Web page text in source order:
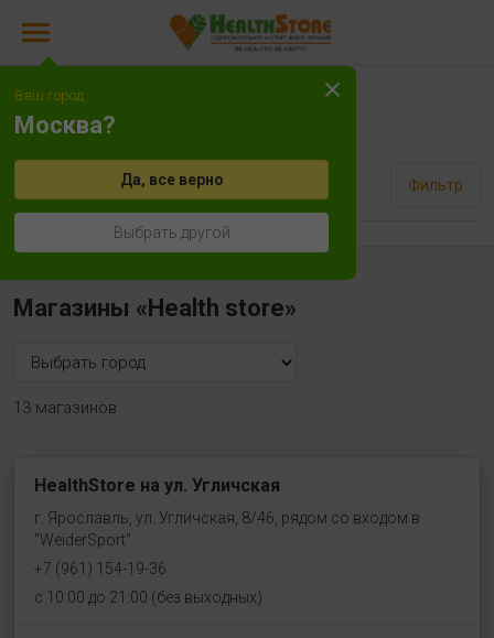
Женьшень
Сортировать Фильтр
Магазины «Health store»
13 магазинов
HealthStore на ул. Угличская
г. Ярославль, ул. Угличская, 8/46, рядом со входом в
"WeiderSport"
+7 (961) 154-19-36
с 10:00 до 21:00 (без выходных)
Ваш город:
Москва?
Да, все верно
Выбрать другой